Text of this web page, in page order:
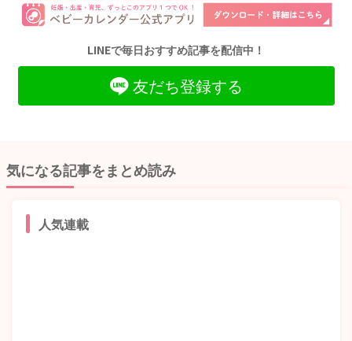
LINEで毎日おすすめ記事を配信中！
友だち登録する
気になる記事をまとめ読み
人気連載